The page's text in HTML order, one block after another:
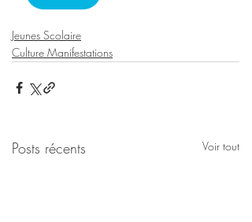
Jeunes Scolaire
Culture Manifestations
Posts récents Voir tout